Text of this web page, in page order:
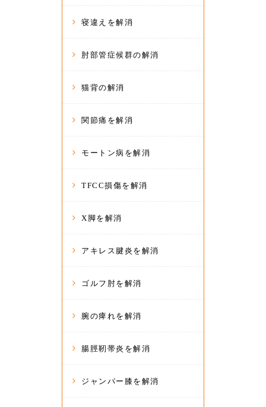
寝違えを解消
肘部管症候群の解消
猫背の解消
関節痛を解消
モートン病を解消
TFCC損傷を解消
X脚を解消
アキレス腱炎を解消
ゴルフ肘を解消
腕の痺れを解消
腸脛靭帯炎を解消
ジャンパー膝を解消